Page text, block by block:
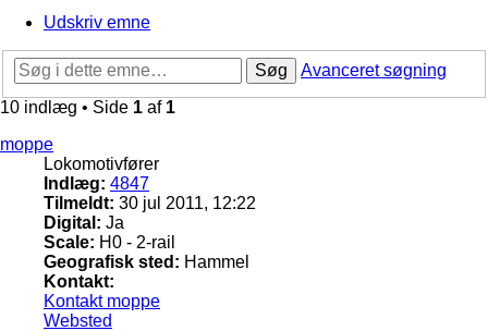
Udskriv emne
Søg
Avanceret søgning
10 indlæg • Side 1 af 1
moppe
Lokomotivfører
Indlæg: 4847
Tilmeldt: 30 jul 2011, 12:22
Digital: Ja
Scale: H0 - 2-rail
Geografisk sted: Hammel
Kontakt:
Kontakt moppe
Websted